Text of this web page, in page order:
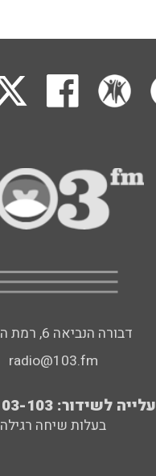
דבורה הנביאה 6, רמת השרון
radio@103.fm
עלייה לשידור: 0552-103-103
בעלות שיחה רגילה